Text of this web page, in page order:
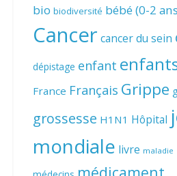
bio biodiversité bébé (0-2
Cancer cancer du sein
dépistage enfant
France Français Grippe
grossesse H1N1 Hôpital
mondiale livre maladie